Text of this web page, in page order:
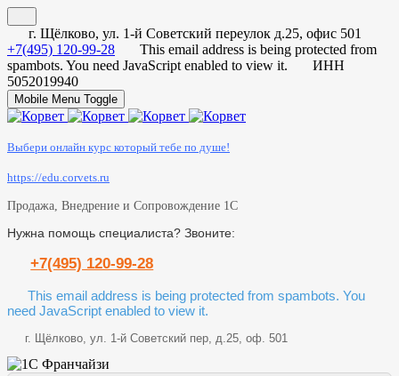
г. Щёлково, ул. 1-й Советский переулок д.25, офис 501
+7(495) 120-99-28
This email address is being protected from
spambots. You need JavaScript enabled to view it.
ИНН
5052019940
Mobile Menu Toggle
Выбери онлайн курс который тебе по душе!
https://edu.corvets.ru
Продажа, Внедрение и Сопровождение 1С
Нужна помощь специалиста? Звоните:
+7(495) 120-99-28
This email address is being protected from spambots. You
need JavaScript enabled to view it.
г. Щёлково, ул. 1-й Советский пер, д.25, оф. 501